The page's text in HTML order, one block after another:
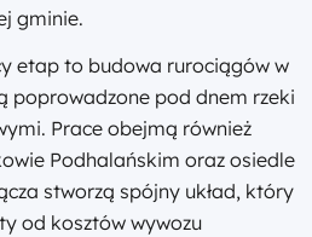
gminie.
etap to budowa rurociągów w
poprowadzone pod dnem rzeki
Prace obejmą również
Podhalańskim oraz osiedle
stworzą spójny układ, który
od kosztów wywozu